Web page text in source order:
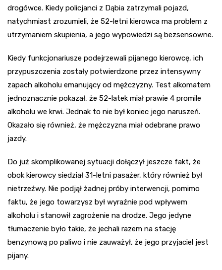
drogówce. Kiedy policjanci z Dąbia zatrzymali pojazd,
natychmiast zrozumieli, że 52-letni kierowca ma problem z
utrzymaniem skupienia, a jego wypowiedzi są bezsensowne.
Kiedy funkcjonariusze podejrzewali pijanego kierowcę, ich
przypuszczenia zostały potwierdzone przez intensywny
zapach alkoholu emanujący od mężczyzny. Test alkomatem
jednoznacznie pokazał, że 52-latek miał prawie 4 promile
alkoholu we krwi. Jednak to nie był koniec jego naruszeń.
Okazało się również, że mężczyzna miał odebrane prawo
jazdy.
Do już skomplikowanej sytuacji dołączył jeszcze fakt, że
obok kierowcy siedział 31-letni pasażer, który również był
nietrzeźwy. Nie podjął żadnej próby interwencji, pomimo
faktu, że jego towarzysz był wyraźnie pod wpływem
alkoholu i stanowił zagrożenie na drodze. Jego jedyne
tłumaczenie było takie, że jechali razem na stację
benzynową po paliwo i nie zauważył, że jego przyjaciel jest
pijany.